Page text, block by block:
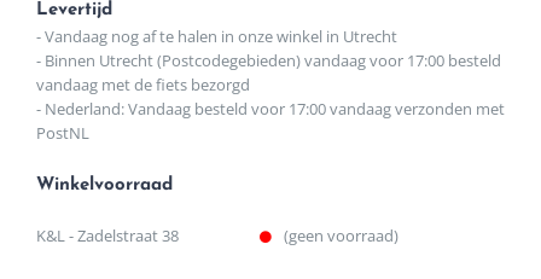
Levertijd
- Vandaag nog af te halen in onze winkel in Utrecht
- Binnen Utrecht (Postcodegebieden) vandaag voor 17:00 besteld
vandaag met de fiets bezorgd
- Nederland: Vandaag besteld voor 17:00 vandaag verzonden met
PostNL
Winkelvoorraad
K&L - Zadelstraat 38 (geen voorraad)